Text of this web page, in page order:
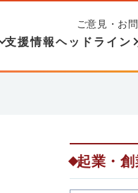
支援情報ヘッドライン
ご意見・お
起業・創